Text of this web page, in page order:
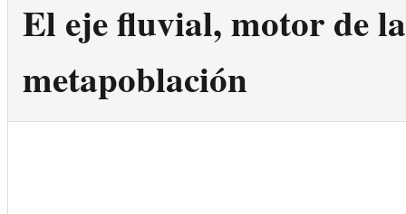
El eje fluvial, motor de la
metapoblación